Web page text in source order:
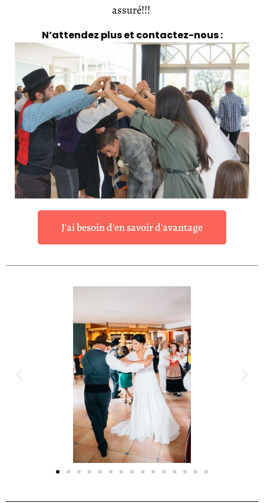
assuré!!!
N’attendez pluset contactez-nous :
J'ai besoin d'en savoir d'avantage